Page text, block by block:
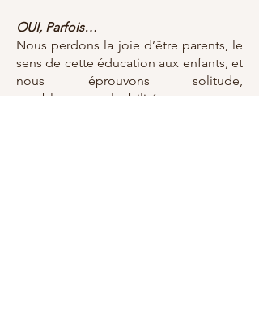
OUI, Parfois…
Nous perdons la joie d’être parents, le
sens de cette éducation aux enfants, et
nous éprouvons solitude,
accablement, culpabilité.